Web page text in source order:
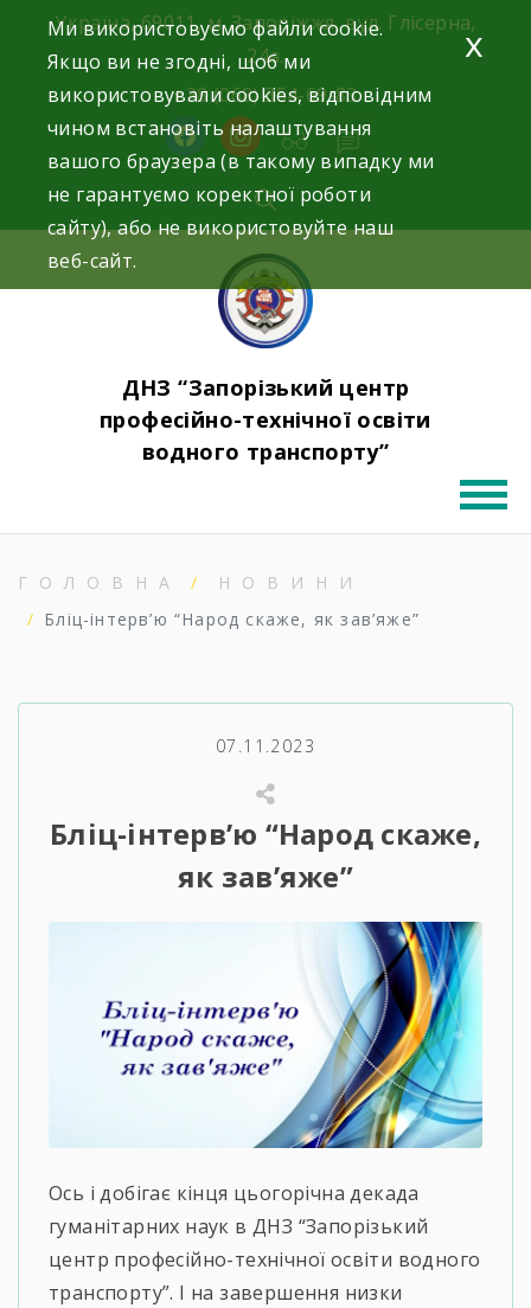
Україна, 69011, м. Запоріжжя, вул. Глісерна,
24а.
+38 (068) 354-69-83
facebookinstagram
ДНЗ “Запорізький центр
професійно-технічної освіти
водного транспорту”
ГОЛОВНА
НОВИНИ
Бліц-інтерв’ю “Народ скаже, як зав’яже”
07.11.2023
Бліц-інтерв’ю “Народ скаже,
як зав’яже”
Ось і добігає кінця цьогорічна декада
гуманітарних наук в ДНЗ “Запорізький
центр професійно-технічної освіти водного
транспорту”. І на завершення низки
Ми використовуємо файли cookie.
Якщо ви не згодні, щоб ми
використовували cookies, відповідним
чином встановіть налаштування
вашого браузера (в такому випадку ми
не гарантуємо коректної роботи
сайту), або не використовуйте наш
веб-сайт.
x